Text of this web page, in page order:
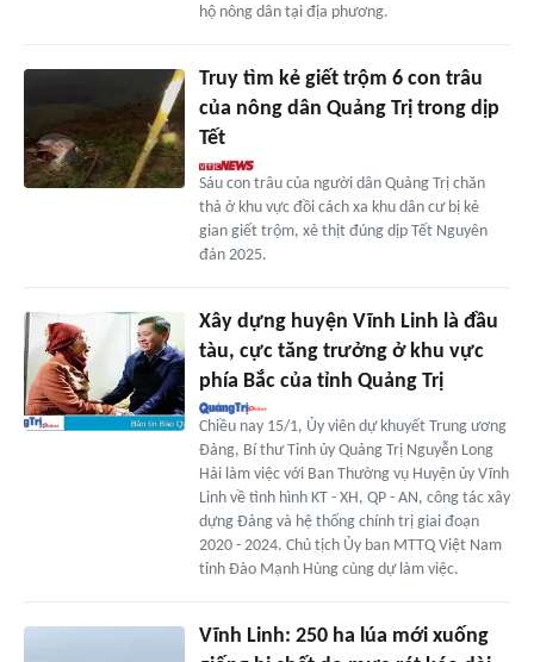
hộ nông dân tại địa phương.
Truy tìm kẻ giết trộm 6 con trâu
của nông dân Quảng Trị trong dịp
Tết
Sáu con trâu của người dân Quảng Trị chăn
thả ở khu vực đồi cách xa khu dân cư bị kẻ
gian giết trộm, xẻ thịt đúng dịp Tết Nguyên
đán 2025.
Xây dựng huyện Vĩnh Linh là đầu
tàu, cực tăng trưởng ở khu vực
phía Bắc của tỉnh Quảng Trị
Chiều nay 15/1, Ủy viên dự khuyết Trung ương
Đảng, Bí thư Tỉnh ủy Quảng Trị Nguyễn Long
Hải làm việc với Ban Thường vụ Huyện ủy Vĩnh
Linh về tình hình KT - XH, QP - AN, công tác xây
dựng Đảng và hệ thống chính trị giai đoạn
2020 - 2024. Chủ tịch Ủy ban MTTQ Việt Nam
tỉnh Đào Mạnh Hùng cùng dự làm việc.
Vĩnh Linh: 250 ha lúa mới xuống